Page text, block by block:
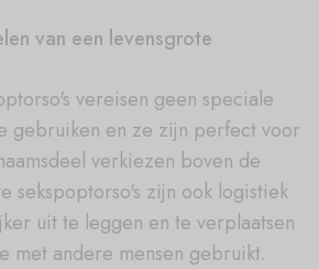
van een levensgrote
vereisen geen speciale
gebruiken en ze zijn perfect voor
verkiezen boven de
sekspoptorso's zijn ook logistiek
uit te leggen en te verplaatsen
met andere mensen gebruikt.